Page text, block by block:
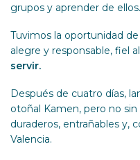
grupos y aprender de ellos.
Tuvimos la oportunidad
alegre y responsable, fiel
servir.
Después de cuatro días,
otoñal Kamen, pero no
duraderos, entrañables y,
Valencia.